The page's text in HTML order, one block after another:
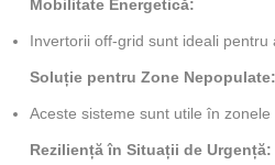
Mobilitate Energetică:
Invertorii off-grid sunt ideali
Soluție pentru Zone Nepopulate:
Aceste sisteme sunt utile în
Reziliență în Situații de Urgență: